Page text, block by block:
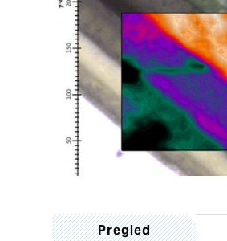
Pregled